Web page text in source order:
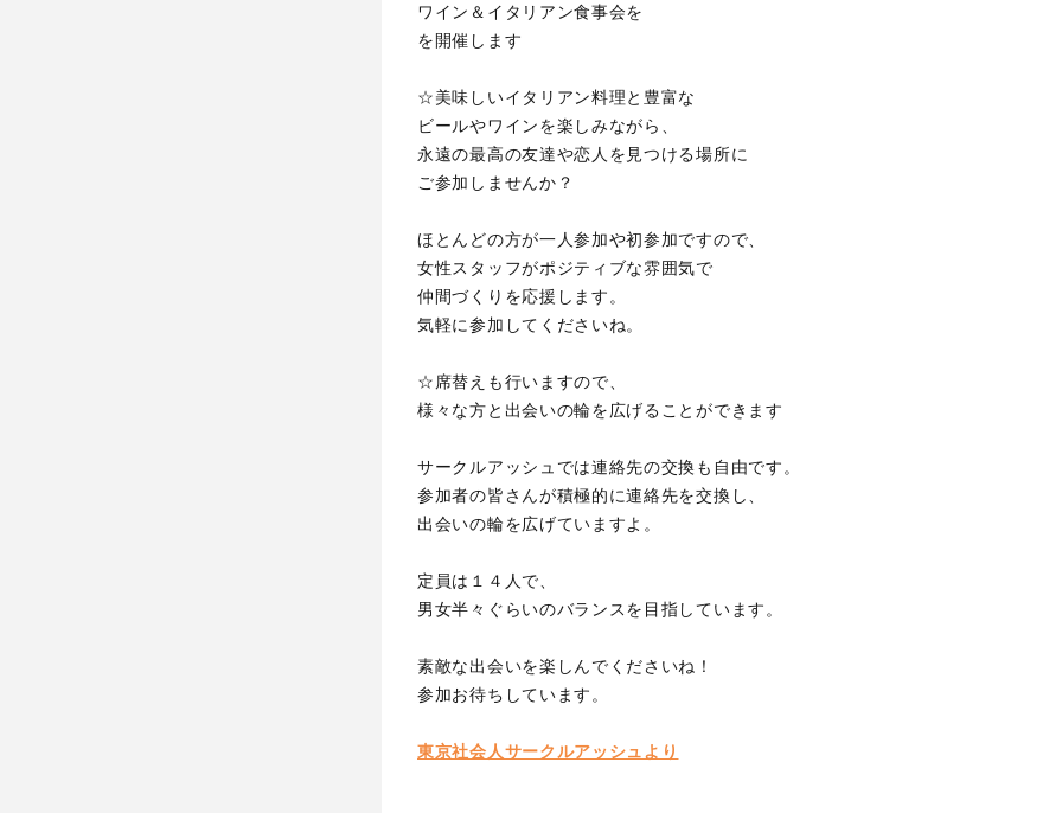
ワイン＆イタリアン食事会を
を開催します
☆美味しいイタリアン料理と豊富な
ビールやワインを楽しみながら、
永遠の最高の友達や恋人を見つける場所に
ご参加しませんか？
ほとんどの方が一人参加や初参加ですので、
女性スタッフがポジティブな雰囲気で
仲間づくりを応援します。
気軽に参加してくださいね。
☆席替えも行いますので、
様々な方と出会いの輪を広げることができます
サークルアッシュでは連絡先の交換も自由です。
参加者の皆さんが積極的に連絡先を交換し、
出会いの輪を広げていますよ。
定員は１４人で、
男女半々ぐらいのバランスを目指しています。
素敵な出会いを楽しんでくださいね！
参加お待ちしています。
東京社会人サークルアッシュより